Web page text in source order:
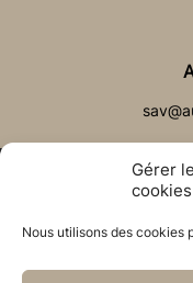
Gérer
cookies
Nous utilisons des cookies
CGV
Réalisé